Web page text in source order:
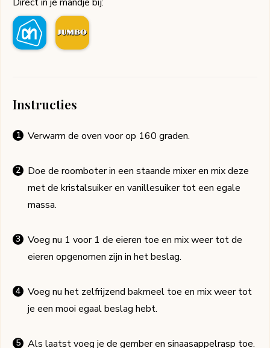
Instructies
Verwarm de oven voor op 160 graden.
Doe de roomboter in een staande mixer en mix deze
met de kristalsuiker en vanillesuiker tot een egale
massa.
Voeg nu 1 voor 1 de eieren toe en mix weer tot de
eieren opgenomen zijn in het beslag.
Voeg nu het zelfrijzend bakmeel toe en mix weer tot
je een mooi egaal beslag hebt.
Als laatst voeg je de gember en sinaasappelrasp toe.